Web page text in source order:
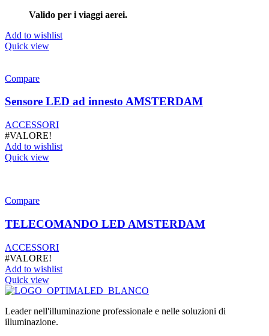
Valido per i viaggi aerei.
Add to wishlist
Quick view
Compare
Sensore LED ad innesto AMSTERDAM
ACCESSORI
#VALORE!
Add to wishlist
Quick view
Compare
TELECOMANDO LED AMSTERDAM
ACCESSORI
#VALORE!
Add to wishlist
Quick view
Leader nell'illuminazione professionale e nelle soluzioni di
illuminazione.